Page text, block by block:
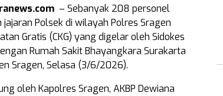
– Sebanyak 208 personel
Polsek di wilayah Polres Sragen
Gratis (CKG) yang digelar oleh Sidokes
Rumah Sakit Bhayangkara Surakarta
Sragen, Selasa (3/6/2026).
oleh Kapolres Sragen, AKBP Dewiana